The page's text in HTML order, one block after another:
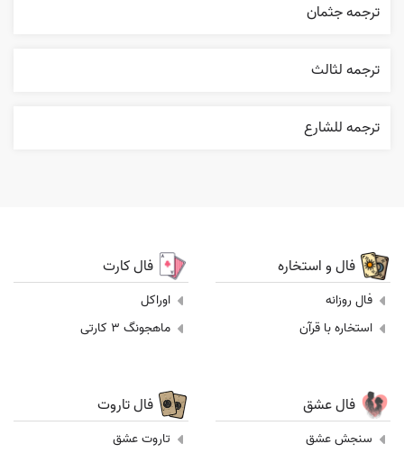
ترجمه جثمان
ترجمه لثالث
ترجمه للشارع
فال و استخاره
فال روزانه
استخاره با قرآن
فال کارت
اوراکل
ماهجونگ 3 کارتی
فال عشق
سنجش عشق
فال تاروت
تاروت عشق